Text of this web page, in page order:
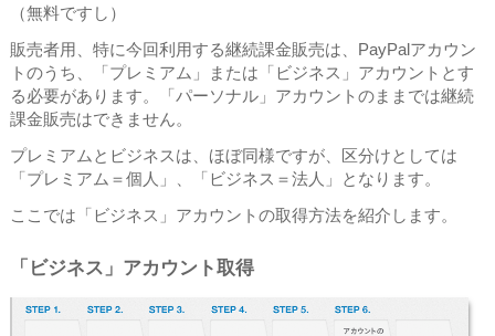
（無料ですし）
販売者用、特に今回利用する継続課金販売は、PayPalアカウン
トのうち、「プレミアム」または「ビジネス」アカウントとす
る必要があります。「パーソナル」アカウントのままでは継続
課金販売はできません。
プレミアムとビジネスは、ほぼ同様ですが、区分けとしては
「プレミアム＝個人」、「ビジネス＝法人」となります。
ここでは「ビジネス」アカウントの取得方法を紹介します。
「ビジネス」アカウント取得